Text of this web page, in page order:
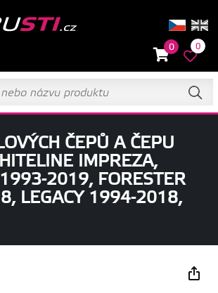
0 0
ČEPŮ A ČEPU
IMPREZA,
2019, FORESTER
LEGACY 1994-2018,